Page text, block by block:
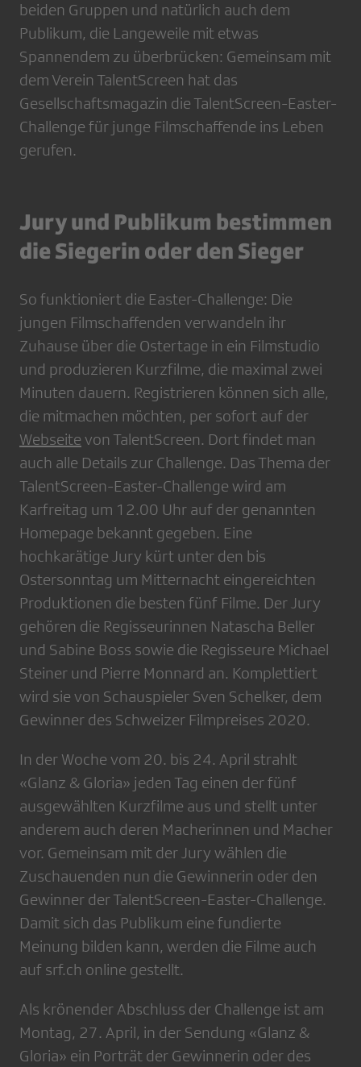
beiden Gruppen und natürlich auch dem
Publikum, die Langeweile mit etwas
Spannendem zu überbrücken: Gemeinsam mit
dem Verein TalentScreen hat das
Gesellschaftsmagazin die TalentScreen-Easter-
Challenge für junge Filmschaffende ins Leben
gerufen.
Jury und Publikum bestimmen
die Siegerin oder den Sieger
So funktioniert die Easter-Challenge: Die
jungen Filmschaffenden verwandeln ihr
Zuhause über die Ostertage in ein Filmstudio
und produzieren Kurzfilme, die maximal zwei
Minuten dauern. Registrieren können sich alle,
die mitmachen möchten, per sofort auf der
Webseite von TalentScreen. Dort findet man
auch alle Details zur Challenge. Das Thema der
TalentScreen-Easter-Challenge wird am
Karfreitag um 12.00 Uhr auf der genannten
Homepage bekannt gegeben. Eine
hochkarätige Jury kürt unter den bis
Ostersonntag um Mitternacht eingereichten
Produktionen die besten fünf Filme. Der Jury
gehören die Regisseurinnen Natascha Beller
und Sabine Boss sowie die Regisseure Michael
Steiner und Pierre Monnard an. Komplettiert
wird sie von Schauspieler Sven Schelker, dem
Gewinner des Schweizer Filmpreises 2020.
In der Woche vom 20. bis 24. April strahlt
«Glanz & Gloria» jeden Tag einen der fünf
ausgewählten Kurzfilme aus und stellt unter
anderem auch deren Macherinnen und Macher
vor. Gemeinsam mit der Jury wählen die
Zuschauenden nun die Gewinnerin oder den
Gewinner der TalentScreen-Easter-Challenge.
Damit sich das Publikum eine fundierte
Meinung bilden kann, werden die Filme auch
auf srf.ch online gestellt.
Als krönender Abschluss der Challenge ist am
Montag, 27. April, in der Sendung «Glanz &
Gloria» ein Porträt der Gewinnerin oder des